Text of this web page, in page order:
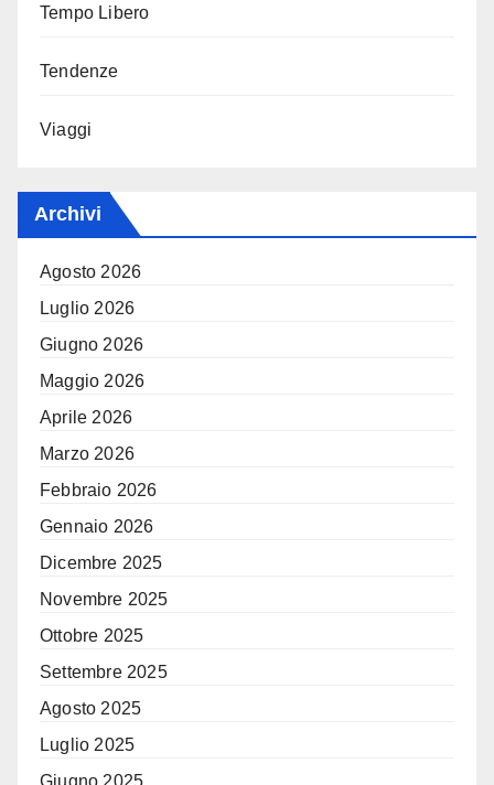
Tempo Libero
Tendenze
Viaggi
Archivi
Agosto 2026
Luglio 2026
Giugno 2026
Maggio 2026
Aprile 2026
Marzo 2026
Febbraio 2026
Gennaio 2026
Dicembre 2025
Novembre 2025
Ottobre 2025
Settembre 2025
Agosto 2025
Luglio 2025
Giugno 2025